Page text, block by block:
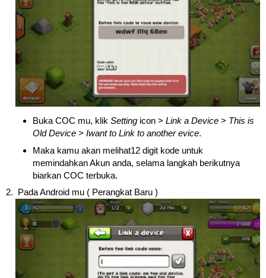
Buka COC mu, klik Setting icon > Link a Device > This is
Old Device > Iwant to Link to another evice.
Maka kamu akan melihat12 digit kode untuk
memindahkan Akun anda, selama langkah berikutnya
biarkan COC terbuka.
2. Pada Android mu ( Perangkat Baru )